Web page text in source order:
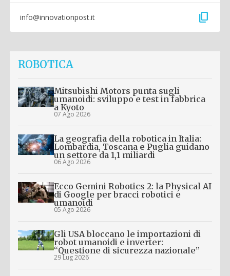
info@innovationpost.it content_copy
ROBOTICA
Mitsubishi Motors punta sugli
umanoidi: sviluppo e test in fabbrica
a Kyoto
07 Ago 2026
La geografia della robotica in Italia:
Lombardia, Toscana e Puglia guidano
un settore da 1,1 miliardi
06 Ago 2026
Ecco Gemini Robotics 2: la Physical AI
di Google per bracci robotici e
umanoidi
05 Ago 2026
Gli USA bloccano le importazioni di
robot umanoidi e inverter:
“Questione di sicurezza nazionale”
29 Lug 2026